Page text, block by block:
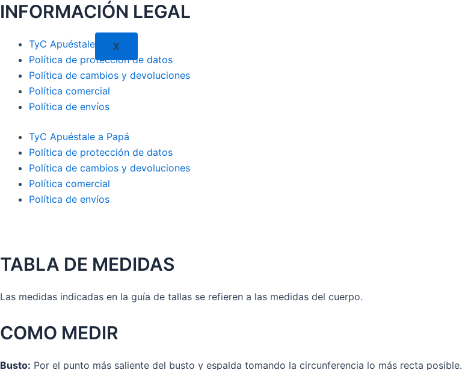
X
INFORMACIÓN LEGAL
TyC Apuéstale a Papá
Política de protección de datos
Política de cambios y devoluciones
Política comercial
Política de envíos
TyC Apuéstale a Papá
Política de protección de datos
Política de cambios y devoluciones
Política comercial
Política de envíos
TABLA DE MEDIDAS
Las medidas indicadas en la guía de tallas se refieren a las medidas del cuerpo.
COMO MEDIR
Busto: Por el punto más saliente del busto y espalda tomando la circunferencia lo más recta posible.